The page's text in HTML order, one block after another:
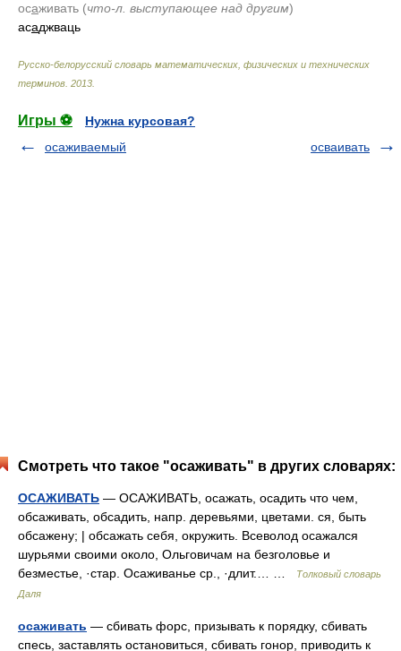
осаживать (что-л. выступающее над другим)
асаджваць
Русско-белорусский словарь математических, физических и технических
терминов 2013
Игры ⚽
Нужна курсовая?
осаживаемый
осваивать
Смотреть что такое "осаживать" в других словарях:
ОСАЖИВАТЬ — ОСАЖИВАТЬ, осажать, осадить что чем,
обсаживать, обсадить, напр. деревьями, цветами. ся, быть
обсажену; | обсажать себя, окружить. Всеволод осажался
шурьями своими около, Ольговичам на безголовье и
безместье, ·стар. Осаживанье ср., ·длит.… …
Толковый словарь
Даля
осаживать — сбивать форс, призывать к порядку, сбивать
спесь, заставлять остановиться, сбивать гонор, приводить к